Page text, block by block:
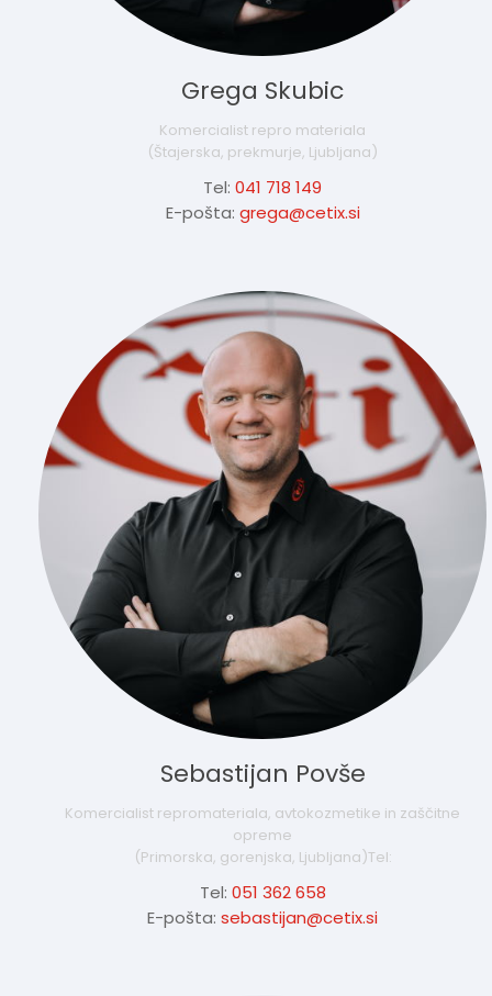
Grega Skubic
Komercialist repro materiala
(Štajerska, prekmurje, Ljubljana)
Tel: 041 718 149
E-pošta: grega@cetix.si
Sebastijan Povše
Komercialist repromateriala, avtokozmetike in zaščitne
opreme
(Primorska, gorenjska, Ljubljana)Tel:
Tel: 051 362 658
E-pošta: sebastijan@cetix.si